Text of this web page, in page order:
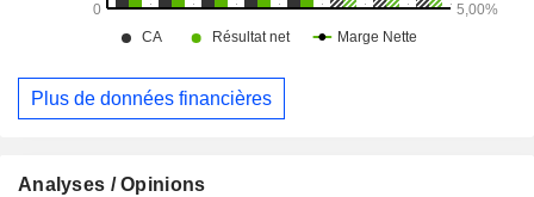
Plus de données financières
Analyses / Opinions